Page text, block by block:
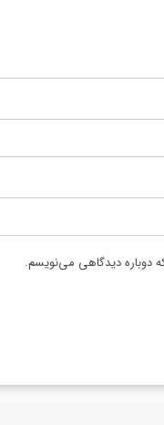
دوباره دیدگاهی می‌نویسم.